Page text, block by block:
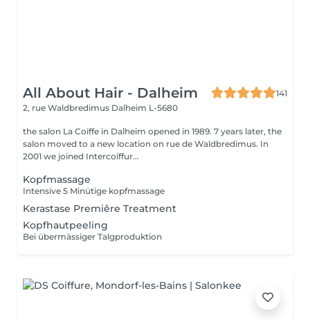
All About Hair - Dalheim
141
2, rue Waldbredimus Dalheim L-5680
the salon La Coiffe in Dalheim opened in 1989. 7 years later, the
salon moved to a new location on rue de Waldbredimus. In
2001 we joined Intercoiffur...
Kopfmassage
Intensive 5 Minütige kopfmassage
Kerastase Premiêre Treatment
Kopfhautpeeling
Bei übermässiger Talgproduktion